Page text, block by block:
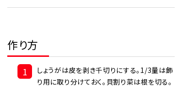
作り方
1
しょうがは皮を剥き千切りにする。1/3量は飾
り用に取り分けておく。貝割り菜は根を切る。